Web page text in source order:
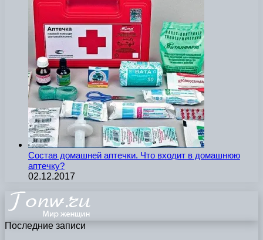
Состав домашней аптечки. Что входит в домашнюю
аптечку?
02.12.2017
Последние записи